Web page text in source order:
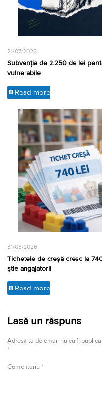
21/07/2026
Subvenția de 2.250 de lei
vulnerabile
Read more
31/03/2026
Tichetele de creșă cresc la
știe angajatorii
Read more
Lasă un răspuns
Adresa ta de email nu va fi
*
Comentariu *